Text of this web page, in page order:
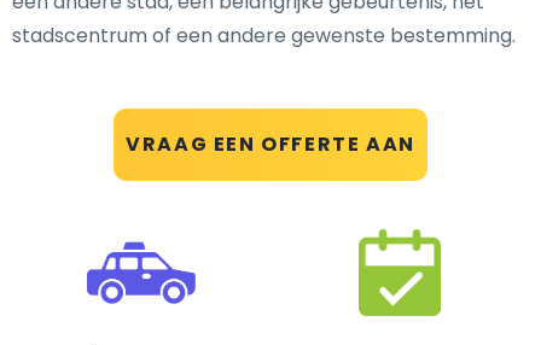
VRAAG EEN OFFERTE AAN
stadscentrum of een andere gewenste bestemming.